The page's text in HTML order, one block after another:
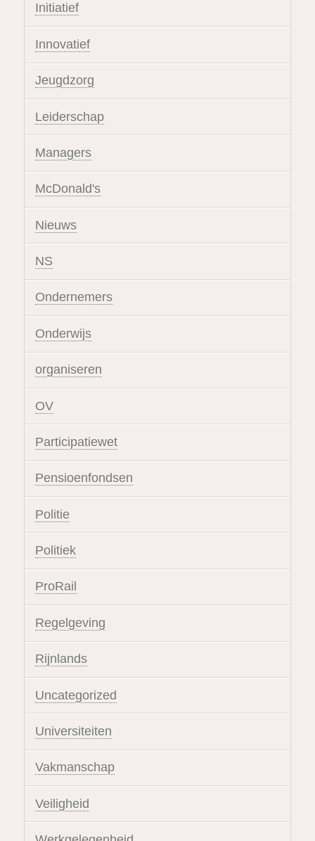
Initiatief
Innovatief
Jeugdzorg
Leiderschap
Managers
McDonald's
Nieuws
NS
Ondernemers
Onderwijs
organiseren
OV
Participatiewet
Pensioenfondsen
Politie
Politiek
ProRail
Regelgeving
Rijnlands
Uncategorized
Universiteiten
Vakmanschap
Veiligheid